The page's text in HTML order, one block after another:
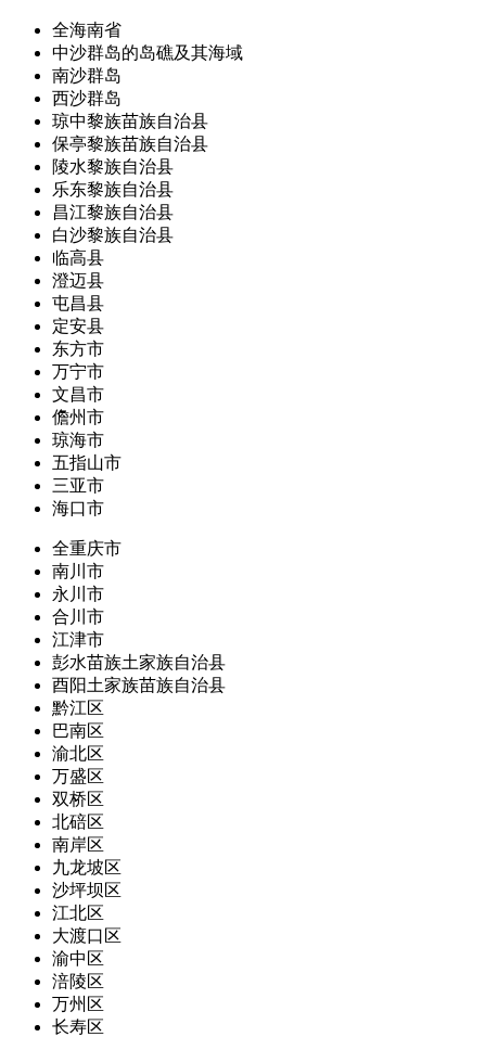
全海南省
中沙群岛的岛礁及其海域
南沙群岛
西沙群岛
琼中黎族苗族自治县
保亭黎族苗族自治县
陵水黎族自治县
乐东黎族自治县
昌江黎族自治县
白沙黎族自治县
临高县
澄迈县
屯昌县
定安县
东方市
万宁市
文昌市
儋州市
琼海市
五指山市
三亚市
海口市
全重庆市
南川市
永川市
合川市
江津市
彭水苗族土家族自治县
酉阳土家族苗族自治县
黔江区
巴南区
渝北区
万盛区
双桥区
北碚区
南岸区
九龙坡区
沙坪坝区
江北区
大渡口区
渝中区
涪陵区
万州区
长寿区